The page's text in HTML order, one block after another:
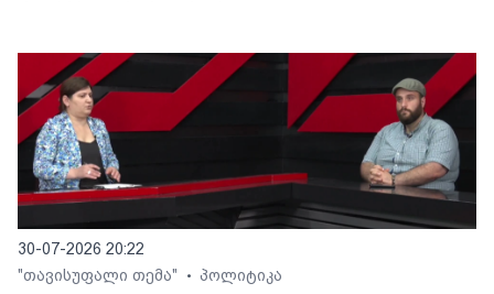
30-07-2026 20:22
"თავისუფალი თემა"
• პოლიტიკა